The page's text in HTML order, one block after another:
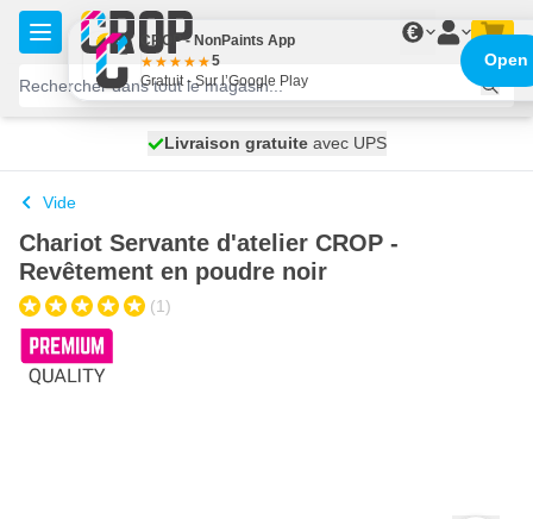
Aller au contenu
€
expédié aujourd'hui
Livraison gratuiteavec UPS
100 jours
Vide
Chariot Servante d'atelier CROP -
Revêtement en poudre noir
(1)
CROP - NonPaints App
5
Gratuit - Sur l’Google Play
Open